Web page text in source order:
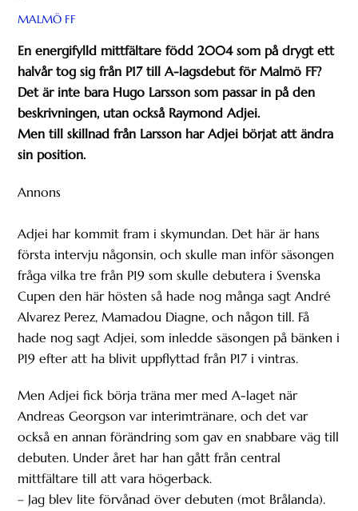
MALMÖ FF
En energifylld mittfältare född 2004 som på drygt ett
halvår tog sig från P17 till A-lagsdebut för Malmö FF?
Det är inte bara Hugo Larsson som passar in på den
beskrivningen, utan också Raymond Adjei.
Men till skillnad från Larsson har Adjei börjat att ändra
sin position.
Annons
Adjei har kommit fram i skymundan. Det här är hans
första intervju någonsin, och skulle man inför säsongen
fråga vilka tre från P19 som skulle debutera i Svenska
Cupen den här hösten så hade nog många sagt André
Alvarez Perez, Mamadou Diagne, och någon till. Få
hade nog sagt Adjei, som inledde säsongen på bänken i
P19 efter att ha blivit uppflyttad från P17 i vintras.
Men Adjei fick börja träna mer med A-laget när
Andreas Georgson var interimtränare, och det var
också en annan förändring som gav en snabbare väg till
debuten. Under året har han gått från central
mittfältare till att vara högerback.
– Jag blev lite förvånad över debuten (mot Brålanda).